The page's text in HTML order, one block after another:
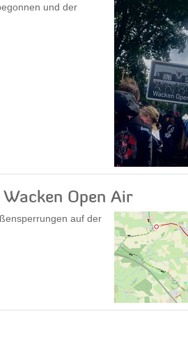
und der
Open Air
auf der